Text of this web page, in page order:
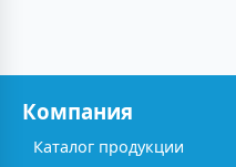
Компания
Каталог продукции